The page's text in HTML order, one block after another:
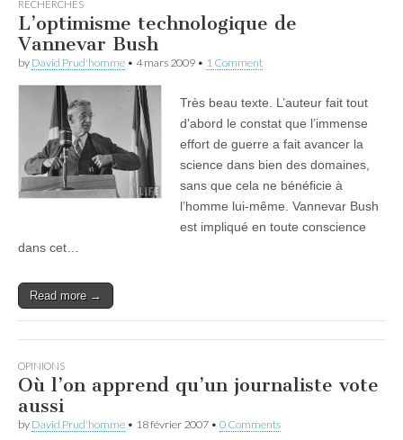
RECHERCHES
L’optimisme technologique de
Vannevar Bush
by David Prud'homme • 4 mars 2009 • 1 Comment
Très beau texte. L’auteur fait tout
d’abord le constat que l’immense
effort de guerre a fait avancer la
science dans bien des domaines,
sans que cela ne bénéficie à
l’homme lui-même. Vannevar Bush
est impliqué en toute conscience
dans cet…
Read more →
OPINIONS
Où l’on apprend qu’un journaliste vote
aussi
by David Prud'homme • 18 février 2007 • 0 Comments